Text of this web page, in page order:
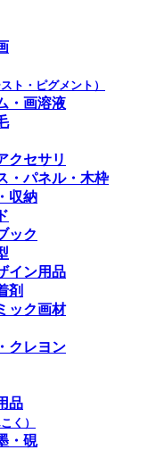
ト・ピグメント）
・画溶液
クセサリ
・パネル・木枠
収納
ック
イン用品
剤
ック画材
クレヨン
品
く）
・硯